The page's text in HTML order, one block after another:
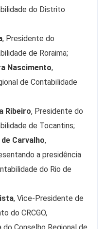
do Distrito
, Presidente do
de Roraima;
Nascimento,
de Contabilidade
Ribeiro, Presidente do
de Tocantins;
Carvalho,
a presidência
do Rio de
, Vice-Presidente de
do CRCGO,